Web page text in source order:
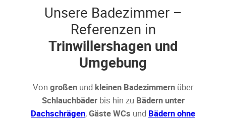
Unsere Badezimmer –
Referenzen in
Trinwillershagen und
Umgebung
Von großenund kleinen Badezimmernüber
Schlauchbäderbis hin zu Bädern unter
Dachschrägen,Gäste WCs und Bädern ohne